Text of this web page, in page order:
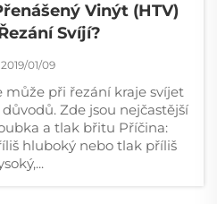
Vinýt (HTV)
Svíjí?
2019/01/09
může při řezání kraje svíjet
Zde jsou nejčastější
a tlak břitu Příčina:
hluboký nebo tlak příliš